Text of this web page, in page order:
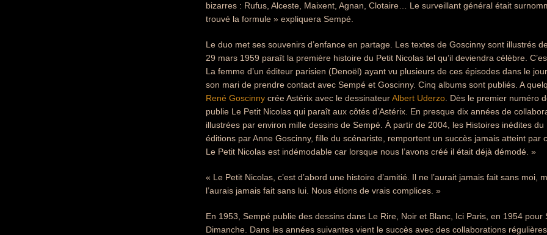
bizarres : Rufus, Alceste, Maixent, Agnan, Clotaire… Le surveillant général était
trouvé la formule » expliquera Sempé.
Le duo met ses souvenirs d’enfance en partage. Les textes de Goscinny sont illustrés
29 mars 1959 paraît la première histoire du Petit Nicolas tel qu’il deviendra célèbre.
La femme d’un éditeur parisien (Denoël) ayant vu plusieurs de ces épisodes dans le
son mari de prendre contact avec Sempé et Goscinny. Cinq albums sont publiés. A
René Goscinny crée Astérix avec le dessinateurAlbert Uderzo . Dès le premier numéro
publie Le Petit Nicolas qui paraît aux côtés d’Astérix. En presque dix années de
illustrées par environ mille dessins de Sempé. À partir de 2004, les Histoires inédites
éditions par Anne Goscinny, fille du scénariste, remportent un succès jamais atteint par
Le Petit Nicolas est indémodable car lorsque nous l’avons créé il était déjà démodé. »
« Le Petit Nicolas, c’est d’abord une histoire d’amitié. Il ne l’aurait jamais fait sans moi,
l’aurais jamais fait sans lui. Nous étions de vrais complices. »
En 1953, Sempé publie des dessins dans Le Rire, Noir et Blanc, Ici Paris, en 1954
Dimanche. Dans les années suivantes vient le succès avec des collaborations